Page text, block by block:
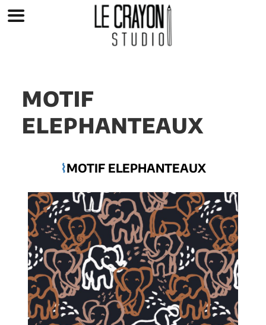
MOTIF
ELEPHANTEAUX
⌇MOTIF ELEPHANTEAUX